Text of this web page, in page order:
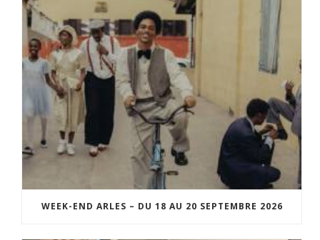
WEEK-END ARLES – DU 18 AU 20 SEPTEMBRE 2026